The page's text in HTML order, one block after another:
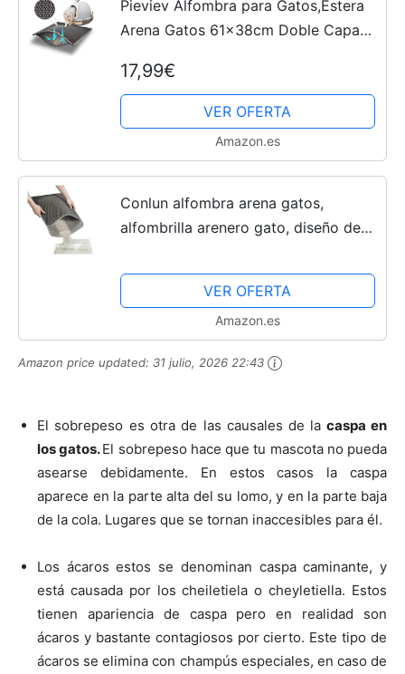
Pieviev Alfombra para Gatos,Estera
Arena Gatos 61x38cm Doble Capa
Adecuado para Arenero Gatos
Autolimpiable Arenero Gatos...
17,99€
VER OFERTA
Amazon.es
Conlun alfombra arena gatos,
alfombrilla arenero gato, diseño de
y material impermeable, diseño de
control de basura con...
VER OFERTA
Amazon.es
Amazon price updated: 31 julio, 2026 22:43
El sobrepeso es otra de las causales de la caspa en
los gatos.El sobrepeso hace que tu mascota no pueda
asearse debidamente. En estos casos la caspa
aparece en la parte alta del su lomo, y en la parte baja
de la cola. Lugares que se tornan inaccesibles para él.
Los ácaros estos se denominan caspa caminante, y
está causada por los cheiletiela o cheyletiella. Estos
tienen apariencia de caspa pero en realidad son
ácaros y bastante contagiosos por cierto. Este tipo de
ácaros se elimina con champús especiales, en caso de